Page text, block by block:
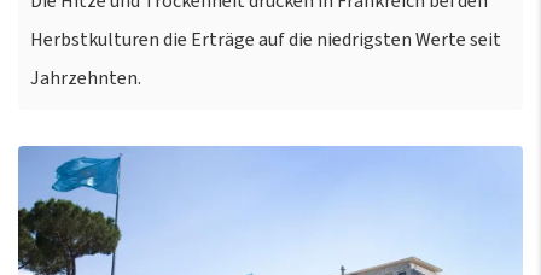
Herbstkulturen die Erträge auf die niedrigsten Werte seit
Jahrzehnten.